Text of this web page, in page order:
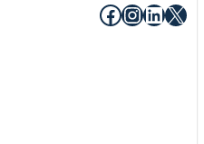
Facebook
X